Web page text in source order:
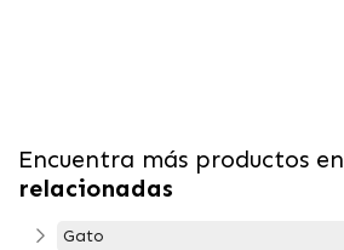
Encuentra más productos en
relacionadas
Gato